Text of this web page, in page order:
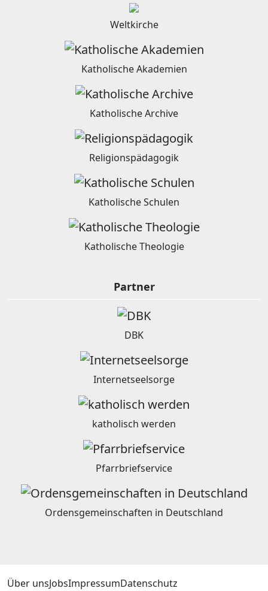
Weltkirche
Katholische Akademien
Katholische Archive
Religionspädagogik
Katholische Schulen
Katholische Theologie
Partner
DBK
Internetseelsorge
katholisch werden
Pfarrbriefservice
Ordensgemeinschaften in Deutschland
Über unsJobsImpressumDatenschutz